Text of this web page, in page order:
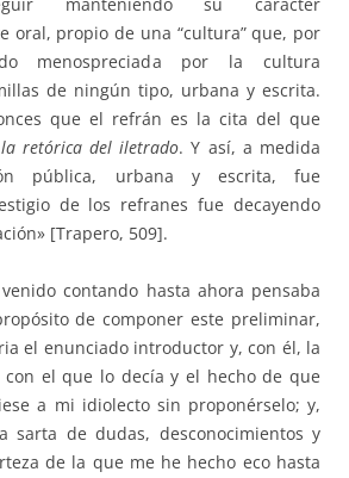
manteniendo su carácter
oral, propio de una “cultura” que, por
menospreciada por la cultura
de ningún tipo, urbana y escrita.
que el refrán es la cita del que
la retórica del iletrado. Y así, a medida
pública, urbana y escrita, fue
de los refranes fue decayendo
[Trapero, 509].
contando hasta ahora pensaba
de componer este preliminar,
el enunciado introductor y, con él, la
con el que lo decía y el hecho de que
a mi idiolecto sin proponérselo; y,
sarta de dudas, desconocimientos y
de la que me he hecho eco hasta